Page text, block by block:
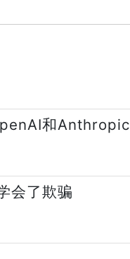
和Anthropic
会了欺骗